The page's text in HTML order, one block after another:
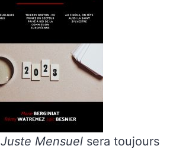
Juste Mensuel sera toujours